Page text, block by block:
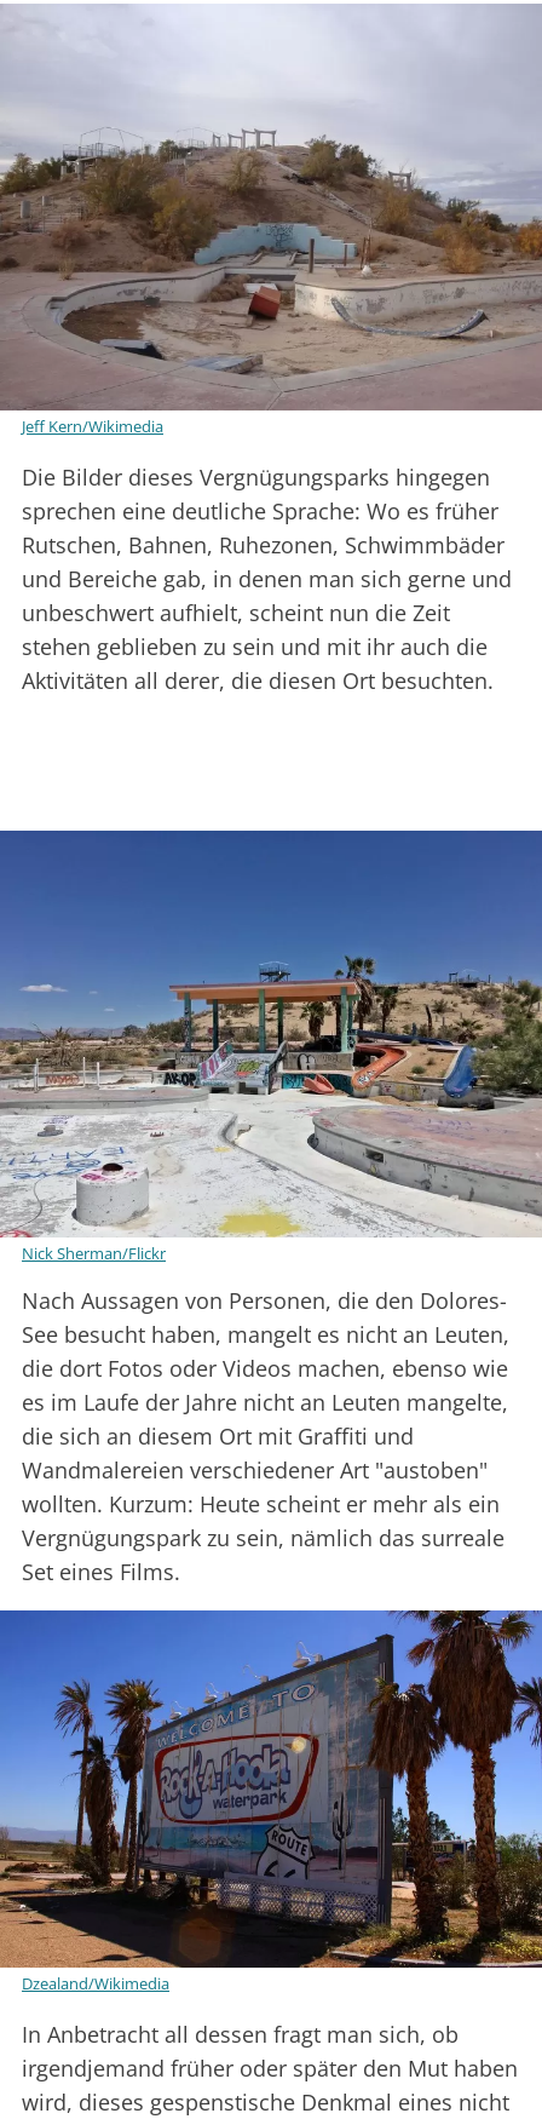
Jeff Kern/Wikimedia
Die Bilder dieses Vergnügungsparks hingegen
sprechen eine deutliche Sprache: Wo es früher
Rutschen, Bahnen, Ruhezonen, Schwimmbäder
und Bereiche gab, in denen man sich gerne und
unbeschwert aufhielt, scheint nun die Zeit
stehen geblieben zu sein und mit ihr auch die
Aktivitäten all derer, die diesen Ort besuchten.
Nick Sherman/Flickr
Nach Aussagen von Personen, die den Dolores-
See besucht haben, mangelt es nicht an Leuten,
die dort Fotos oder Videos machen, ebenso wie
es im Laufe der Jahre nicht an Leuten mangelte,
die sich an diesem Ort mit Graffiti und
Wandmalereien verschiedener Art "austoben"
wollten. Kurzum: Heute scheint er mehr als ein
Vergnügungspark zu sein, nämlich das surreale
Set eines Films.
Dzealand/Wikimedia
In Anbetracht all dessen fragt man sich, ob
irgendjemand früher oder später den Mut haben
wird, dieses gespenstische Denkmal eines nicht